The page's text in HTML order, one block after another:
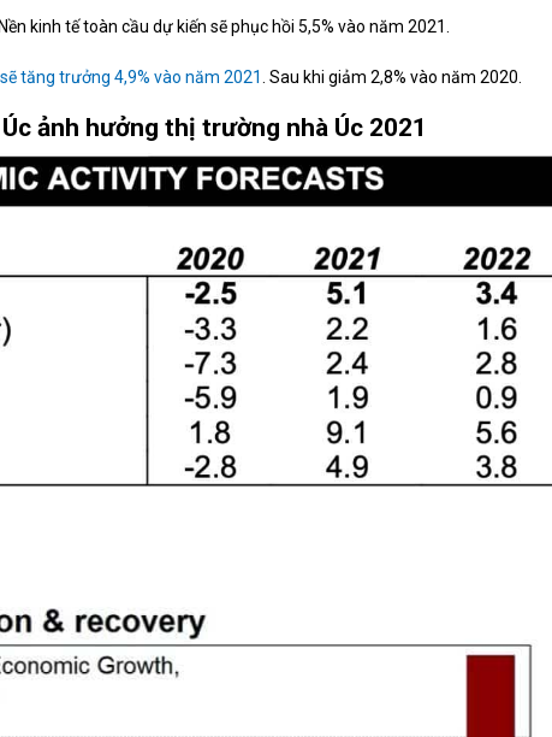
kinh tế toàn cầu dự kiến sẽ phục hồi 5,5% vào năm 2021.
tăng trưởng 4,9% vào năm 2021 . Sau khi giảm 2,8% vào năm 2020.
ảnh hưởng thị trường nhà Úc 2021